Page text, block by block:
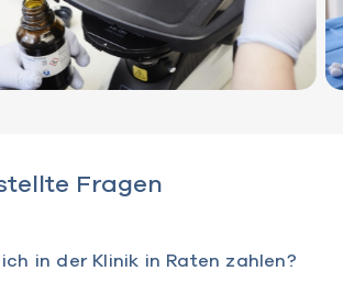
Fragen
in der Klinik in Raten zahlen?